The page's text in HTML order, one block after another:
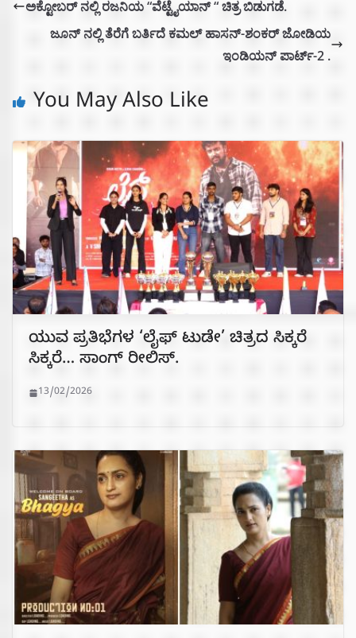
ಅಕ್ಟೋಬರ್ ನಲ್ಲಿ ರಜನಿಯ “ವೆಟ್ಟೈಯಾನ್ “ ಚಿತ್ರ ಬಿಡುಗಡೆ.
ಜೂನ್ ನಲ್ಲಿ ತೆರೆಗೆ ಬರ್ತಿದೆ ಕಮಲ್ ಹಾಸನ್-ಶಂಕರ್ ಜೋಡಿಯ
ಇಂಡಿಯನ್ ಪಾರ್ಟ್-2 .
You May Also Like
ಯುವ ಪ್ರತಿಭೆಗಳ ‘ಲೈಫ್ ಟುಡೇ’ ಚಿತ್ರದ ಸಿಕ್ಕರೆ
ಸಿಕ್ಕರೆ… ಸಾಂಗ್ ರೀಲಿಸ್.
13/02/2026